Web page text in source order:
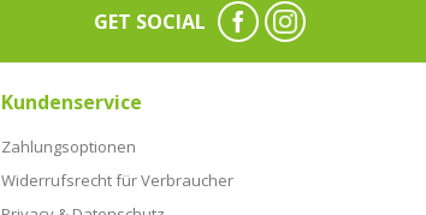
GET SOCIAL
Kundenservice
Zahlungsoptionen
Widerrufsrecht für Verbraucher